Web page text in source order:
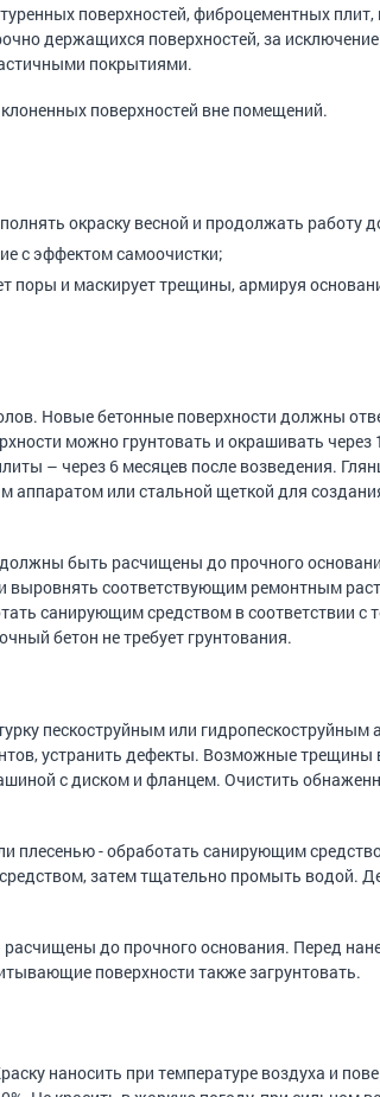
поверхностей, фиброцементных
держащихся поверхностей, за
покрытиями.
поверхностей вне помещений.
окраску весной и продолжать работу
с эффектом самоочистки;
поры и маскирует трещины, армируя
Новые бетонные поверхности должны
можно грунтовать и окрашивать через
– через 6 месяцев после возведения.
аппаратом или стальной щеткой для
быть расчищены до прочного
выровнять соответствующим ремонтным
санирующим средством в соответствии с
бетон не требует грунтования.
пескоструйным или гидропескоструйным
устранить дефекты. Возможные трещины
с диском и фланцем. Очистить
плесенью - обработать санирующим
затем тщательно промыть водой.
до прочного основания. Перед
поверхности также загрунтовать.
наносить при температуре воздуха и